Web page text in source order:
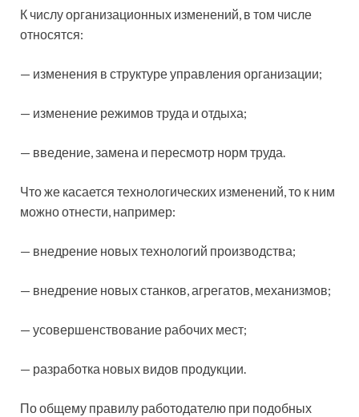
К числу организационных изменений, в том числе
относятся:
— изменения в структуре управления организации;
— изменение режимов труда и отдыха;
— введение, замена и пересмотр норм труда.
Что же касается технологических изменений, то к ним
можно отнести, например:
— внедрение новых технологий производства;
— внедрение новых станков, агрегатов, механизмов;
— усовершенствование рабочих мест;
— разработка новых видов продукции.
По общему правилу работодателю при подобных